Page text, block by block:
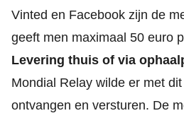
Vinted en Facebook zijn de
geeft men maximaal 50 euro
Levering thuis of via
Mondial Relay wilde er met
ontvangen en versturen. De